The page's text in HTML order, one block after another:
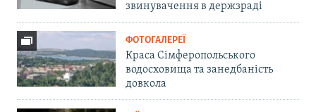
звинувачення в держзраді
ФОТОГАЛЕРЕЇ
Краса Сімферопольського
водосховища та занедбаність
довкола